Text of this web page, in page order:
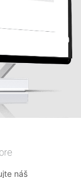
náš